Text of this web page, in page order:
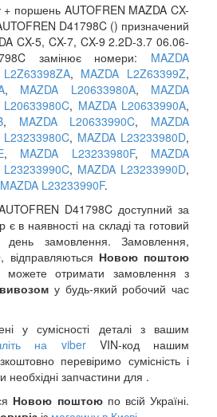
+ поршень AUTOFREN MAZDA CX-
D41798C () призначений
CX-5, CX-7, CX-9 2.2D-3.7 06.06-
замінює номери: MAZDA
, MAZDA L2Z63399Z,
, MAZDA L20633980A, MAZDA
L20633980C, MAZDA L20633990A,
, MAZDA L20633990C, MAZDA
L23233980C, MAZDA L23233980D,
, MAZDA L23233980F, MAZDA
L23233990C, MAZDA L23233990D,
MAZDA L23233990F.
D41798C доступний за
в наявності на складі та готовий
замовлення. Замовлення,
, відправляються Новою поштою
отримати замовлення з
у будь-який робочий час
у сумісності деталі з вашим
на viberVIN-код нашим
перевіримо сумісність і
необхідні запчастини для .
Новою поштоюпо всій Україні.